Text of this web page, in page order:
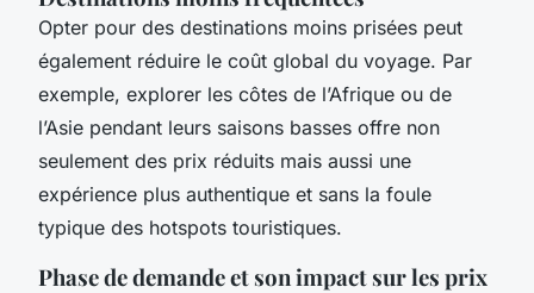
Opter pour des destinations moins prisées peut
également réduire le coût global du voyage. Par
exemple, explorer les côtes de l’Afrique ou de
l’Asie pendant leurs saisons basses offre non
seulement des prix réduits mais aussi une
expérience plus authentique et sans la foule
typique des hotspots touristiques.
Phase de demande et son impact sur les prix